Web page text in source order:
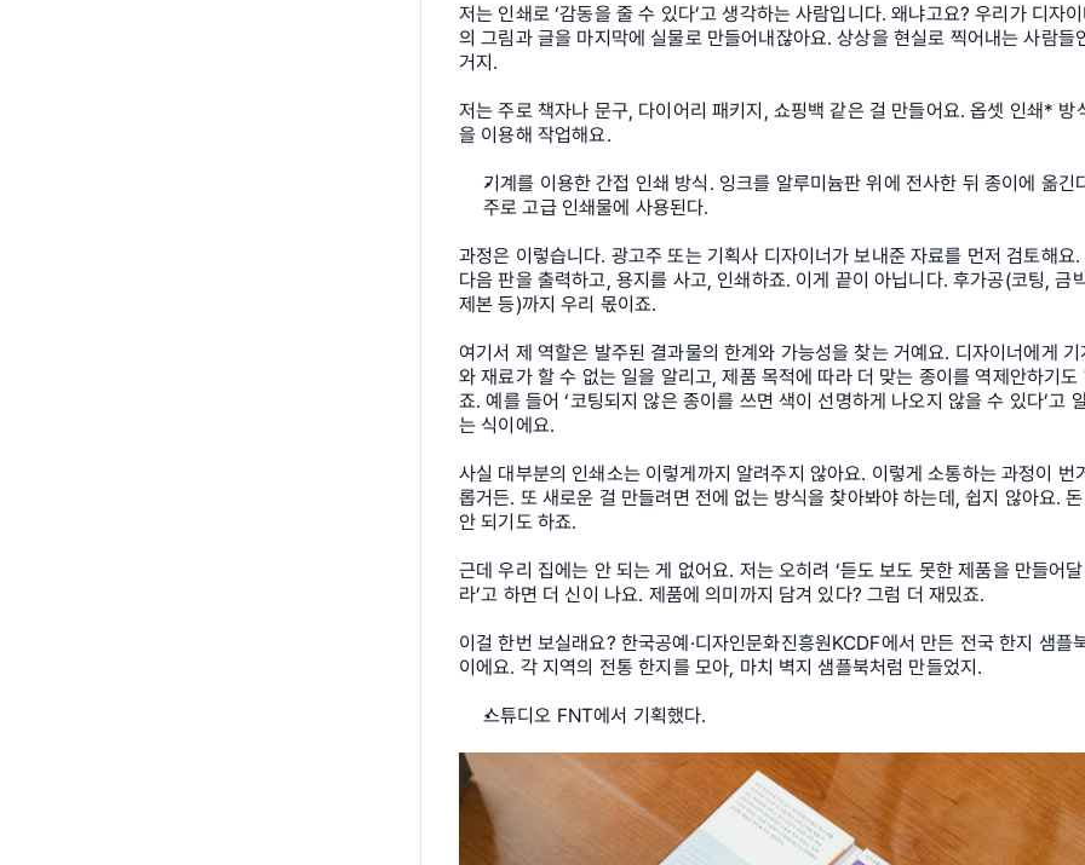
저는 인쇄로 ‘감동을 줄 수 있다’고 생각하는 사람입니다. 왜냐고요? 우리가 디자
의 그림과 글을 마지막에 실물로 만들어내잖아요. 상상을 현실로 찍어내는 사람들
거지.
저는 주로 책자나 문구, 다이어리 패키지, 쇼핑백 같은 걸 만들어요. 옵셋 인쇄* 방
을 이용해 작업해요.
기계를 이용한 간접 인쇄 방식. 잉크를 알루미늄판 위에 전사한 뒤 종이에 옮긴
주로 고급 인쇄물에 사용된다.
과정은 이렇습니다. 광고주 또는 기획사 디자이너가 보내준 자료를 먼저 검토해요.
다음 판을 출력하고, 용지를 사고, 인쇄하죠. 이게 끝이 아닙니다. 후가공(코팅, 금
제본 등)까지 우리 몫이죠.
여기서 제 역할은 발주된 결과물의 한계와 가능성을 찾는 거예요. 디자이너에게 기
와 재료가 할 수 없는 일을 알리고, 제품 목적에 따라 더 맞는 종이를 역제안하기도
죠. 예를 들어 ‘코팅되지 않은 종이를 쓰면 색이 선명하게 나오지 않을 수 있다’고
는 식이에요.
사실 대부분의 인쇄소는 이렇게까지 알려주지 않아요. 이렇게 소통하는 과정이 번
롭거든. 또 새로운 걸 만들려면 전에 없는 방식을 찾아봐야 하는데, 쉽지 않아요.
안 되기도 하죠.
근데 우리 집에는 안 되는 게 없어요. 저는 오히려 ‘듣도 보도 못한 제품을 만들어달
라’고 하면 더 신이 나요. 제품에 의미까지 담겨 있다? 그럼 더 재밌죠.
이걸 한번 보실래요? 한국공예·디자인문화진흥원KCDF에서 만든 전국 한지 샘플
이에요. 각 지역의 전통 한지를 모아, 마치 벽지 샘플북처럼 만들었지.
스튜디오 FNT에서 기획했다.